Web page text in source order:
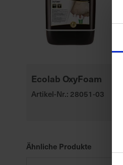
Ecolab OxyFoam
Artikel-Nr.: 28051-03
Ähnliche Produkte